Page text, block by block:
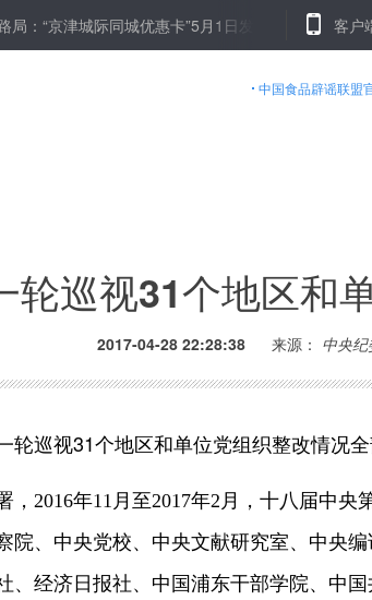
城际同城优惠卡”5月1日发行 人民日报喊话"三客户
中国食品辟谣联盟
轮巡视31个地区和
2017-04-28 22:28:38 来源： 中央
巡视31个地区和单位党组织整改情况
2016年11月至2017年2月，十八届中央
院、中央党校、中央文献研究室、中央
、经济日报社、中国浦东干部学院、中